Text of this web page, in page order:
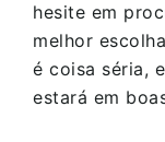
hesite em
melhor
é coisa séria,
estará em